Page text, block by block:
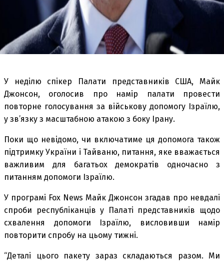
У неділю спікер Палати представників США, Майк
Джонсон, оголосив про намір палати провести
повторне голосування за військову допомогу Ізраїлю,
у зв’язку з масштабною атакою з боку Ірану.
Поки що невідомо, чи включатиме ця допомога також
підтримку України і Тайваню, питання, яке вважається
важливим для багатьох демократів одночасно з
питанням допомоги Ізраїлю.
У програмі Fox News Майк Джонсон згадав про невдалі
спроби республіканців у Палаті представників щодо
схвалення допомоги Ізраїлю, висловивши намір
повторити спробу на цьому тижні.
“Деталі цього пакету зараз складаються разом. Ми